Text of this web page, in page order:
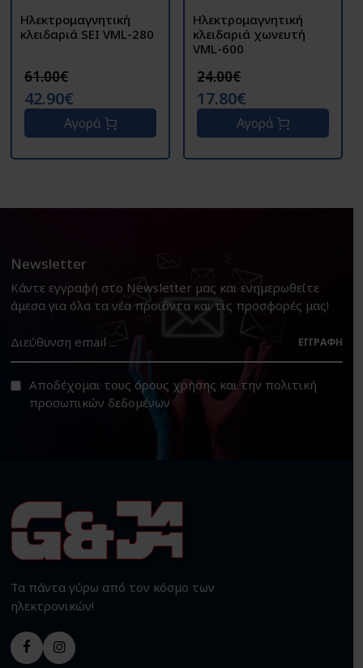
Ηλεκτρομαγνητική
κλειδαριά SEI VML-280
61.00€
42.90€
Αγορά
Ηλεκτρομαγνητική
κλειδαριά χωνευτή
VML-600
24.00€
17.80€
Αγορά
Newsletter
Κάντε εγγραφή στο Newsletter μας και ενημερωθείτε
άμεσα για όλα τα νέα προϊόντα και τις προσφορές μας!
ΕΓΓΡΑΦΉ
Αποδέχομαι τους όρους χρήσης και την πολιτική
προσωπικών δεδομένων
Τα πάντα γύρω από τον κόσμο των
ηλεκτρονικών!